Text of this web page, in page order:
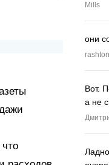
Mills
они
rashton
Вот.
а не